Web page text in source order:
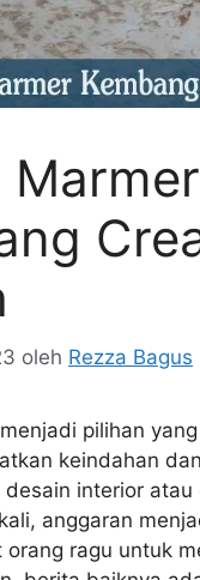
Marmer
oleh Rezza Bagus
pilihan
keindahan
interior atau
anggaran
ragu untuk